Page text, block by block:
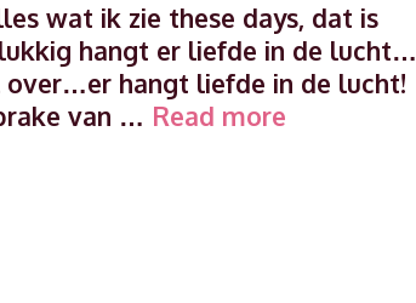
wat ik zie these days, dat is
hangt er liefde in de lucht…
over…er hangt liefde in de lucht!
van … Read more